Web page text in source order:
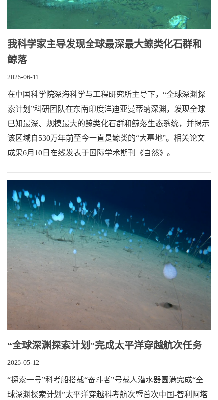
我科学家主导发现全球最深最大鲸类化石群和
鲸落
2026-06-11
在中国科学院深海科学与工程研究所主导下，“全球深渊探
索计划”科研团队在东南印度洋迪亚曼蒂纳深渊，发现全球
已知最深、规模最大的鲸类化石群和鲸落生态系统，并揭示
该区域自530万年前至今一直是鲸类的“大墓地”。相关论文
成果6月10日在线发表于国际学术期刊《自然》。
“全球深渊探索计划”完成太平洋穿越航次任务
2026-05-12
“探索一号”科考船搭载“奋斗者”号载人潜水器圆满完成“全
球深渊探索计划”太平洋穿越科考航次暨首次中国-智利阿塔